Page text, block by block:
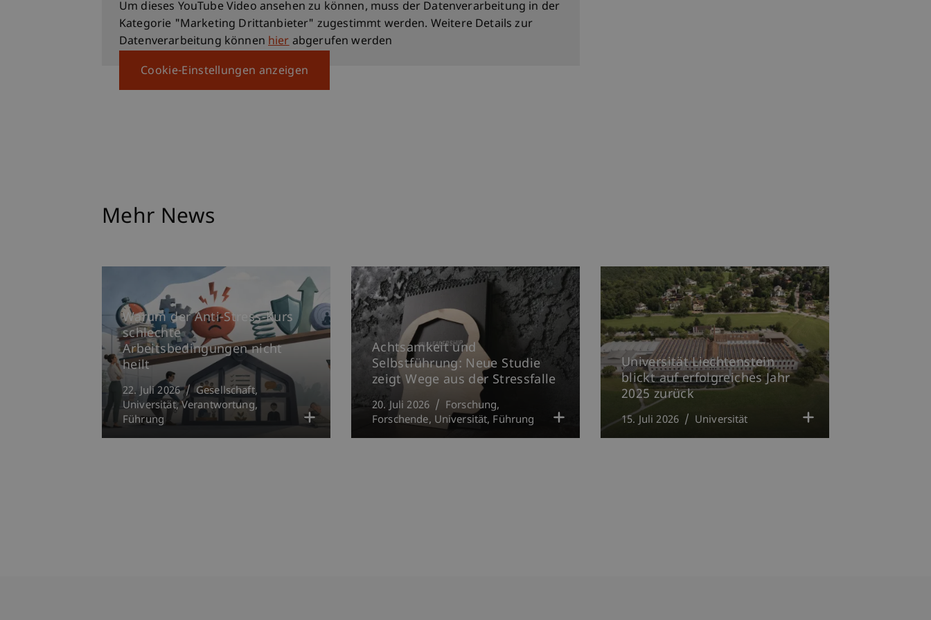
Um dieses YouTube Video ansehen zu können, muss der Datenverarbeitung in der
Kategorie "Marketing Drittanbieter" zugestimmt werden. Weitere Details zur
Datenverarbeitung könnenhierabgerufen werden
Cookie-Einstellungen anzeigen
Mehr News
Warum der Anti-Stress-Kurs
schlechte
Arbeitsbedingungen nicht
heilt
22. Juli 2026
Gesellschaft
Universität Verantwortung
Führung
Achtsamkeit und
Selbstführung: Neue Studie
zeigt Wege aus der Stressfalle
20. Juli 2026
Forschung
Forschende Universität Führung
Universität Liechtenstein
blickt auf erfolgreiches Jahr
2025 zurück
15. Juli 2026 Universität